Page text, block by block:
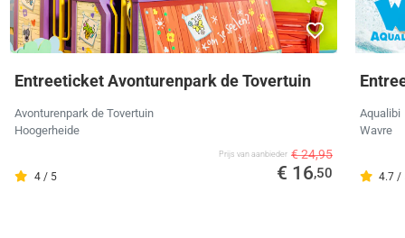
Entreeticket Avonturenpark de Tovertuin
Avonturenpark de Tovertuin
Hoogerheide
4 / 5
Prijs van aanbieder € 24,95
€ 16,50
Aqualibi
Wavre
4.7 /